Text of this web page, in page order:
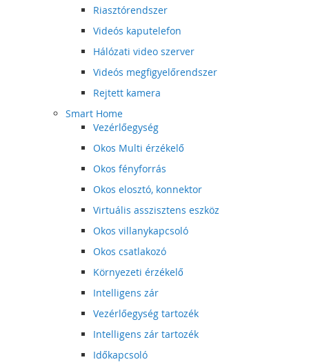
Riasztórendszer
Videós kaputelefon
Hálózati video szerver
Videós megfigyelőrendszer
Rejtett kamera
Smart Home
Vezérlőegység
Okos Multi érzékelő
Okos fényforrás
Okos elosztó, konnektor
Virtuális asszisztens eszköz
Okos villanykapcsoló
Okos csatlakozó
Környezeti érzékelő
Intelligens zár
Vezérlőegység tartozék
Intelligens zár tartozék
Időkapcsoló